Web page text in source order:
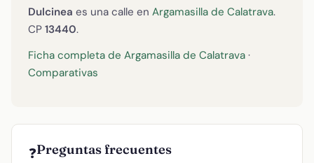
Dulcinea es una calle en Argamasilla de Calatrava.
CP 13440.
Ficha completa de Argamasilla de Calatrava ·
Comparativas
❓Preguntas frecuentes